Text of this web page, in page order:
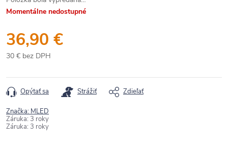
Momentálne nedostupné
36,90 €
30 € bez DPH
Opýtať sa Strážiť Zdieľať
Značka: MLED
Záruka: 3 roky
Záruka: 3 roky